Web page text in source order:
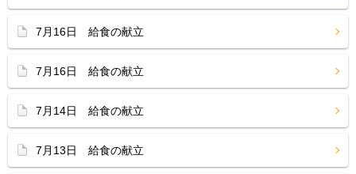
7月16日 給食の献立
7月16日 給食の献立
7月14日 給食の献立
7月13日 給食の献立